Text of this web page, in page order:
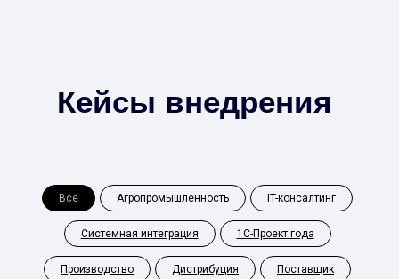
Кейсы внедрения
Все Агропромышленность IT-консалтинг
Системная интеграция 1С-Проект года
Производство Дистрибуция Поставщик